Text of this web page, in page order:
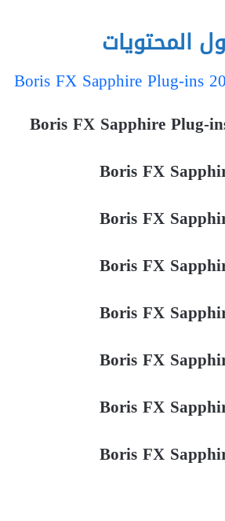
المحتويات
Boris FX Sapphire Plug-ins
Boris FX Sapphire Plug-
Boris FX
Boris FX
Boris FX
Boris FX
Boris FX
Boris FX
Boris FX